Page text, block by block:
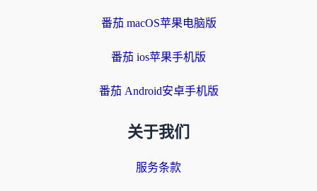
番茄 macOS苹果电脑版
番茄 ios苹果手机版
番茄 Android安卓手机版
关于我们
服务条款